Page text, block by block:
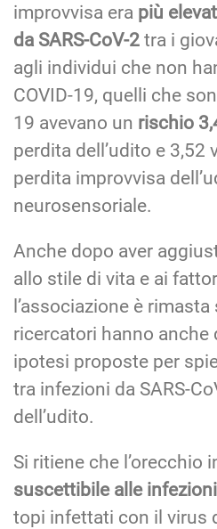
improvvisa era più
da SARS-CoV-2 tra i
agli individui che non
COVID-19, quelli che
19 avevano un rischio
perdita dell’udito e 3,52
perdita improvvisa
neurosensoriale.
Anche dopo aver
allo stile di vita e ai
l’associazione è
ricercatori hanno anche
ipotesi proposte per
tra infezioni da SARS-
dell’udito.
Si ritiene che l’orecchio
suscettibile alle
topi infettati con il virus